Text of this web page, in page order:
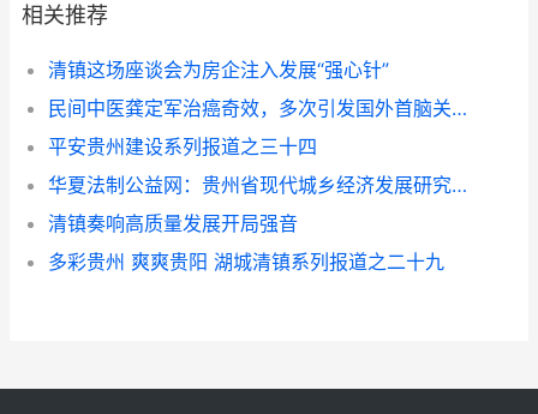
相关推荐
清镇这场座谈会为房企注入发展“强心针”
民间中医龚定军治癌奇效，多次引发国外首脑关注
平安贵州建设系列报道之三十四
华夏法制公益网：贵州省现代城乡经济发展研究院系列报道之一
清镇奏响高质量发展开局强音
多彩贵州 爽爽贵阳 湖城清镇系列报道之二十九